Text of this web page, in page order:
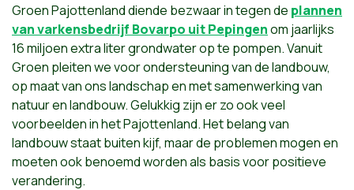
Groen Pajottenland diende bezwaar in tegen de plannen
van varkensbedrijf Bovarpo uit Pepingenom jaarlijks
16 miljoen extra liter grondwater op te pompen. Vanuit
Groen pleiten we voor ondersteuning van de landbouw,
op maat van ons landschap en met samenwerking van
natuur en landbouw. Gelukkig zijn er zo ook veel
voorbeelden in het Pajottenland. Het belang van
landbouw staat buiten kijf, maar de problemen mogen en
moeten ook benoemd worden als basis voor positieve
verandering.